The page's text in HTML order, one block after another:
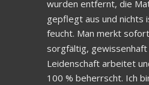
wurden entfernt, die
gepflegt aus und nichts
feucht. Man merkt
sorgfältig,
Leidenschaft arbeitet
100 % beherrscht. Ich